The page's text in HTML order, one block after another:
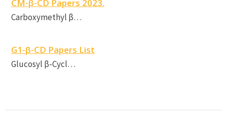
CM-β-CD Papers 2023.
Carboxymethyl β…
G1-β-CD Papers List
Glucosyl β-Cycl…